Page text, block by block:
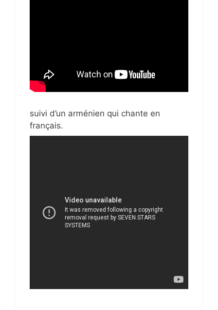
suivi d’un arménien qui chante en
français.